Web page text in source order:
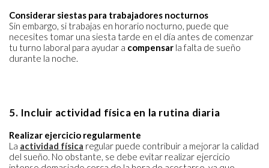
Considerar siestas para trabajadores nocturnos
Sin embargo, si trabajas en horario nocturno, puede que
necesites tomar una siesta tarde en el día antes de comenzar
tu turno laboral para ayudar a compensar la falta de sueño
durante la noche.
5. Incluir actividad física en la rutina diaria
Realizar ejercicio regularmente
La actividad física regular puede contribuir a mejorar la calidad
del sueño. No obstante, se debe evitar realizar ejercicio